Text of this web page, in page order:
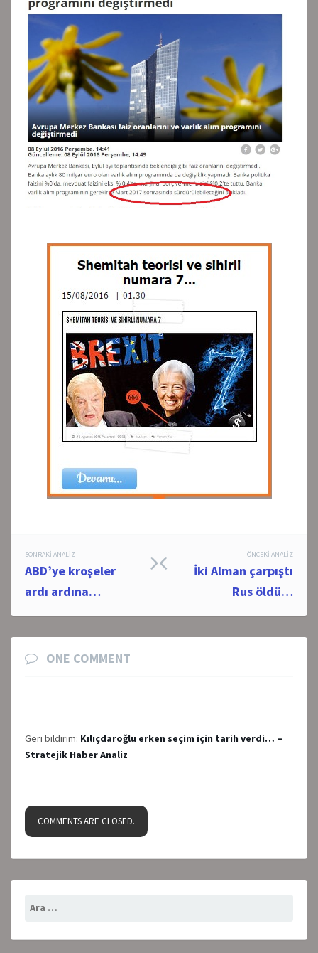
Post
navigation
ÖNCEKI ANALIZ
İki Alman çarpıştı
Rus öldü…
SONRAKI ANALIZ
ABD’ye kroşeler
ardı ardına…
ONE COMMENT
Geri bildirim: Kılıçdaroğlu erken seçim için tarih verdi… –
Stratejik Haber Analiz
COMMENTS ARE CLOSED.
Arama: